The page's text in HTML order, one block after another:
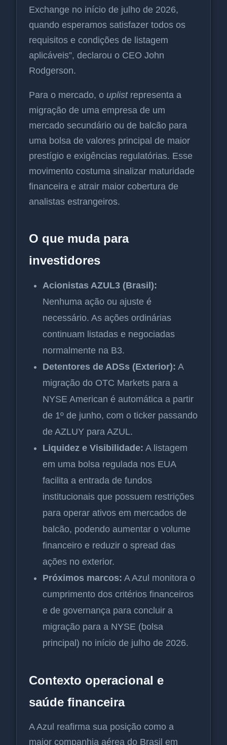
Exchange no início de julho de 2026,
quando esperamos satisfazer todos os
requisitos e condições de listagem
aplicáveis”, declarou o CEO John
Rodgerson.
Para o mercado, o uplistrepresenta a
migração de uma empresa de um
mercado secundário ou de balcão para
uma bolsa de valores principal de maior
prestígio e exigências regulatórias. Esse
movimento costuma sinalizar maturidade
financeira e atrair maior cobertura de
analistas estrangeiros.
O que muda para
investidores
Acionistas AZUL3 (Brasil):
Nenhuma ação ou ajuste é
necessário. As ações ordinárias
continuam listadas e negociadas
normalmente na B3.
Detentores de ADSs (Exterior): A
migração do OTC Markets para a
NYSE American é automática a partir
de 1º de junho, com o ticker passando
de AZLUY para AZUL.
Liquidez e Visibilidade: A listagem
em uma bolsa regulada nos EUA
facilita a entrada de fundos
institucionais que possuem restrições
para operar ativos em mercados de
balcão, podendo aumentar o volume
financeiro e reduzir o spread das
ações no exterior.
Próximos marcos: A Azul monitora o
cumprimento dos critérios financeiros
e de governança para concluir a
migração para a NYSE (bolsa
principal) no início de julho de 2026.
Contexto operacional e
saúde financeira
A Azul reafirma sua posição como a
maior companhia aérea do Brasil em